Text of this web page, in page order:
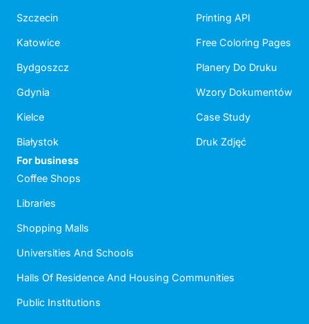
Szczecin
Katowice
Bydgoszcz
Gdynia
Kielce
Białystok
Printing API
Free Coloring Pages
Planery Do Druku
Wzory Dokumentów
Case Study
Druk Zdjęć
For business
Coffee Shops
Libraries
Shopping Malls
Universities And Schools
Halls Of Residence And Housing Communities
Public Institutions